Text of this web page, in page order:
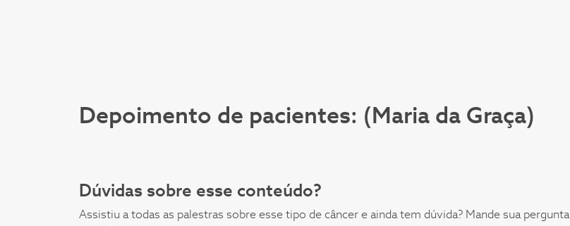
Depoimento de pacientes: (Maria da Graça)
Dúvidas sobre esse conteúdo?
Assistiu a todas as palestras sobre esse tipo de câncer e ainda tem dúvida? Mande sua pergunta